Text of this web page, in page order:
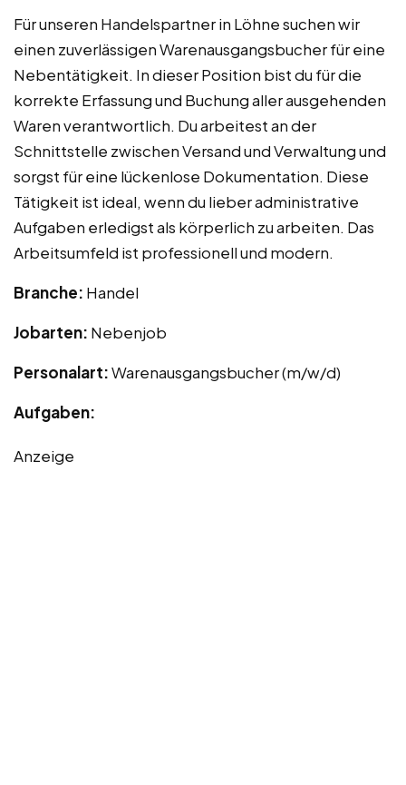
Für unseren Handelspartner in Löhne suchen wir
einen zuverlässigen Warenausgangsbucher für eine
Nebentätigkeit. In dieser Position bist du für die
korrekte Erfassung und Buchung aller ausgehenden
Waren verantwortlich. Du arbeitest an der
Schnittstelle zwischen Versand und Verwaltung und
sorgst für eine lückenlose Dokumentation. Diese
Tätigkeit ist ideal, wenn du lieber administrative
Aufgaben erledigst als körperlich zu arbeiten. Das
Arbeitsumfeld ist professionell und modern.
Branche: Handel
Jobarten: Nebenjob
Personalart:Warenausgangsbucher (m/w/d)
Aufgaben:
Anzeige